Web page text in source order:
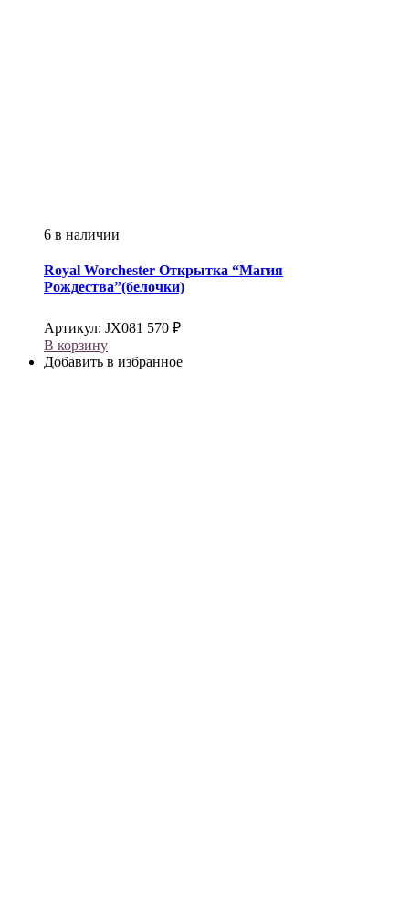
6 в наличии
Royal Worchester Открытка “Магия
Рождества”(белочки)
Артикул: JX081 570 ₽
В корзину
Добавить в избранное